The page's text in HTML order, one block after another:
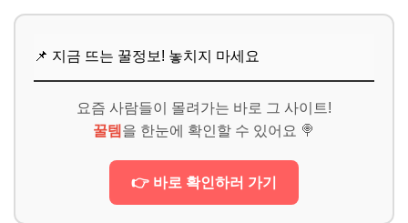
📌 지금 뜨는 꿀정보! 놓치지 마세요
요즘 사람들이 몰려가는 바로 그 사이트!
꿀템 을 한눈에 확인할 수 있어요 🍭
👉 바로 확인하러 가기